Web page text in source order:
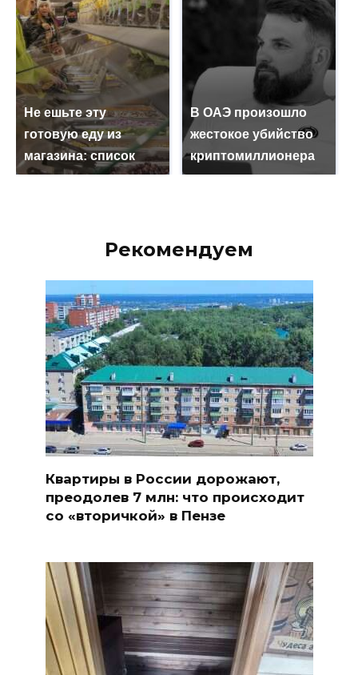
Не ешьте эту
готовую еду из
магазина: список
В ОАЭ произошло
жестокое убийство
криптомиллионера
Рекомендуем
Квартиры в России дорожают,
преодолев 7 млн: что происходит
со «вторичкой» в Пензе